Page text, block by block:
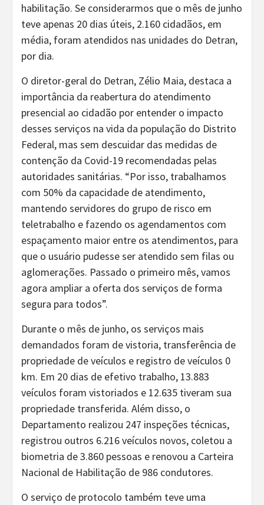
habilitação. Se considerarmos que o mês de junho
teve apenas 20 dias úteis, 2.160 cidadãos, em
média, foram atendidos nas unidades do Detran,
por dia.
O diretor-geral do Detran, Zélio Maia, destaca a
importância da reabertura do atendimento
presencial ao cidadão por entender o impacto
desses serviços na vida da população do Distrito
Federal, mas sem descuidar das medidas de
contenção da Covid-19 recomendadas pelas
autoridades sanitárias. “Por isso, trabalhamos
com 50% da capacidade de atendimento,
mantendo servidores do grupo de risco em
teletrabalho e fazendo os agendamentos com
espaçamento maior entre os atendimentos, para
que o usuário pudesse ser atendido sem filas ou
aglomerações. Passado o primeiro mês, vamos
agora ampliar a oferta dos serviços de forma
segura para todos”.
Durante o mês de junho, os serviços mais
demandados foram de vistoria, transferência de
propriedade de veículos e registro de veículos 0
km. Em 20 dias de efetivo trabalho, 13.883
veículos foram vistoriados e 12.635 tiveram sua
propriedade transferida. Além disso, o
Departamento realizou 247 inspeções técnicas,
registrou outros 6.216 veículos novos, coletou a
biometria de 3.860 pessoas e renovou a Carteira
Nacional de Habilitação de 986 condutores.
O serviço de protocolo também teve uma